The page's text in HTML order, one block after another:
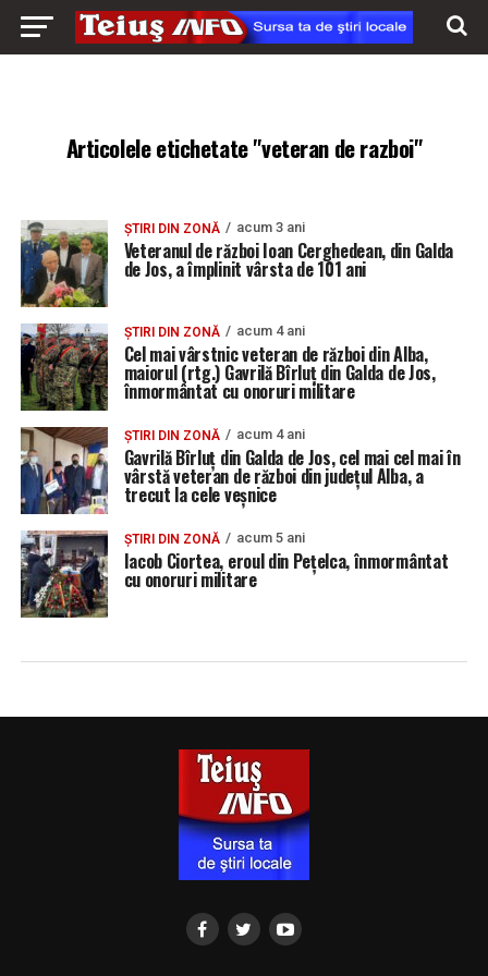
Articolele etichetate "veteran de razboi"
ȘTIRI DIN ZONĂ acum 3 ani
Veteranul de război Ioan Cerghedean, din Galda
de Jos, a împlinit vârsta de 101 ani
ȘTIRI DIN ZONĂ acum 4 ani
Cel mai vârstnic veteran de război din Alba,
maiorul (rtg.) Gavrilă Bîrluț din Galda de Jos,
înmormântat cu onoruri militare
ȘTIRI DIN ZONĂ acum 4 ani
Gavrilă Bîrluț din Galda de Jos, cel mai cel mai în
vârstă veteran de război din județul Alba, a
trecut la cele veșnice
ȘTIRI DIN ZONĂ acum 5 ani
Iacob Ciortea, eroul din Pețelca, înmormântat
cu onoruri militare